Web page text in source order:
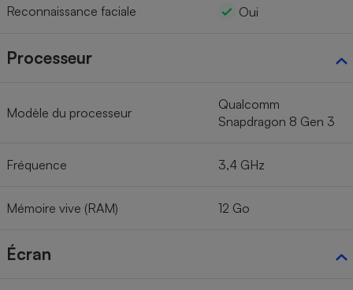
Reconnaissance faciale Oui
Processeur
Modèle du processeur
Qualcomm
Snapdragon 8 Gen 3
Fréquence 3,4 GHz
Mémoire vive (RAM) 12 Go
Écran